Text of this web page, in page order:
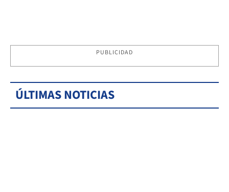
PUBLICIDAD
ÚLTIMAS NOTICIAS